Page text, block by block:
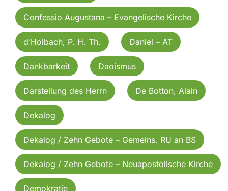
Confessio Augustana – Evangelische Kirche
d’Holbach, P. H. Th. Daniel – AT
Dankbarkeit Daoismus
Darstellung des Herrn De Botton, Alain
Dekalog
Dekalog / Zehn Gebote – Gemeins. RU an BS
Dekalog / Zehn Gebote – Neuapostolische Kirche
Demokratie